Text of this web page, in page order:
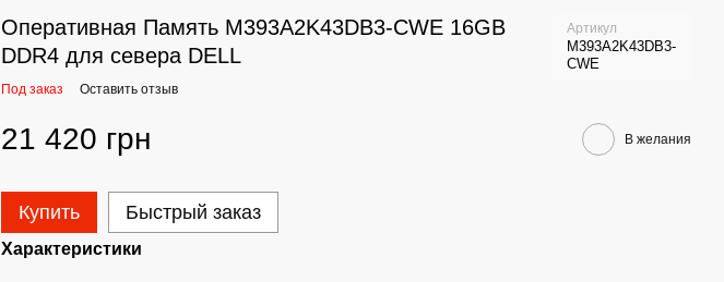
Оперативная Память M393A2K43DB3-CWE 16GB
DDR4 для севера DELL
Артикул
M393A2K43DB3-
CWE
Под заказ Оставить отзыв
21 420 грн В желания
Купить Быстрый заказ
Характеристики